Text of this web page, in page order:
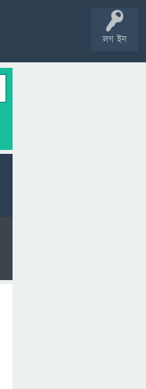
লগ ইন